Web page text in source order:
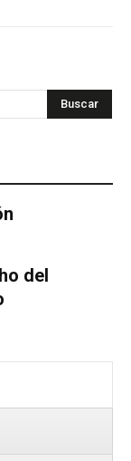
Buscar
del